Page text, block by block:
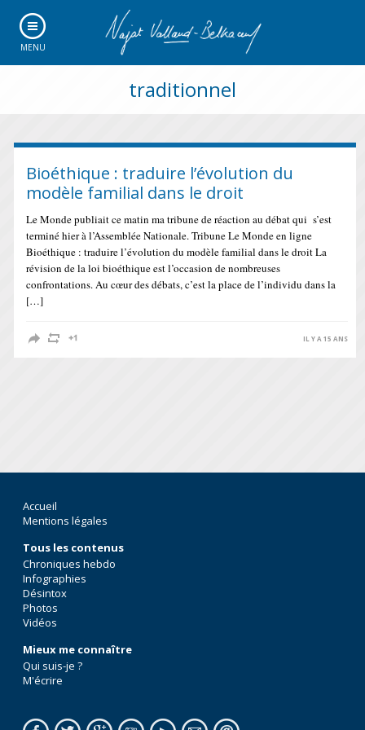
MENU
traditionnel
Bioéthique : traduire l’évolution du
modèle familial dans le droit
Le Monde publiait ce matin ma tribune de réaction au débat qui s’est
terminé hier à l’Assemblée Nationale. Tribune Le Monde en ligne
Bioéthique : traduire l’évolution du modèle familial dans le droit La
révision de la loi bioéthique est l’occasion de nombreuses
confrontations. Au cœur des débats, c’est la place de l’individu dans la
[…]
IL Y A 15 ANS
Accueil
Mentions légales
Tous les contenus
Chroniques hebdo
Infographies
Désintox
Photos
Vidéos
Mieux me connaître
Qui suis-je ?
M'écrire